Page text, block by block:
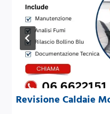
Revisione Caldaie